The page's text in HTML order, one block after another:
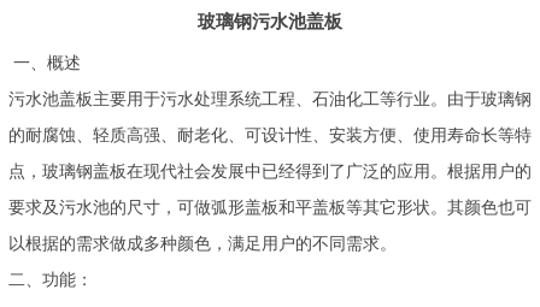
玻璃钢污水池盖板
一、概述
污水池盖板主要用于污水处理系统工程、石油化工等行业。由于玻璃钢
的耐腐蚀、轻质高强、耐老化、可设计性、安装方便、使用寿命长等特
点，玻璃钢盖板在现代社会发展中已经得到了广泛的应用。根据用户的
要求及污水池的尺寸，可做弧形盖板和平盖板等其它形状。其颜色也可
以根据的需求做成多种颜色，满足用户的不同需求。
二、功能：